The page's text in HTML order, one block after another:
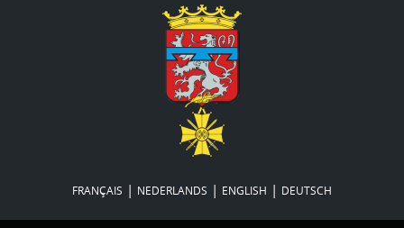
FRANÇAIS | NEDERLANDS | ENGLISH | DEUTSCH